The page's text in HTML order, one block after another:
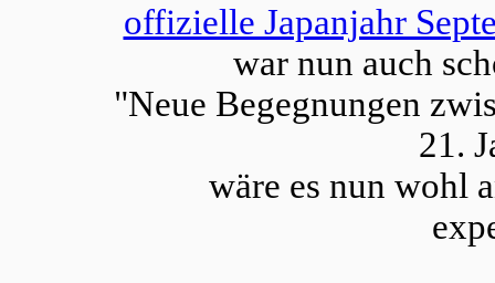
offizielle Japanjahr
war nun auch
"Neue Begegnungen
21.
wäre es nun wohl